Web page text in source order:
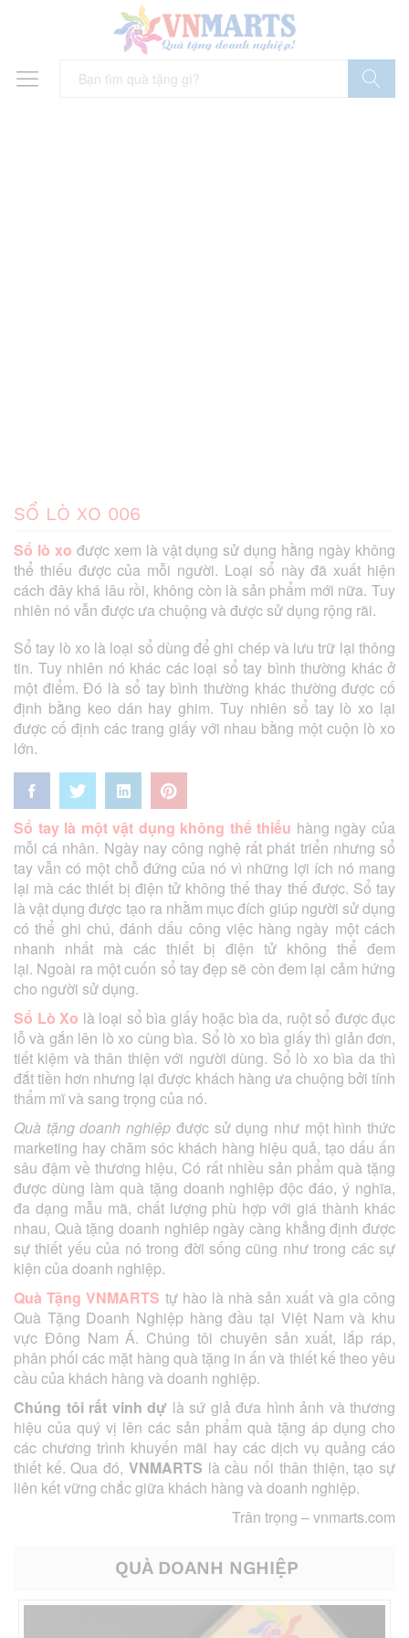
SỔ LÒ XO 006
Sổ lò xo được xem là vật dụng sử dụng hằng ngày không
thể thiếu được của mỗi người. Loại sổ này đã xuất hiện
cách đây khá lâu rồi, không còn là sản phẩm mới nữa. Tuy
nhiên nó vẫn được ưa chuộng và được sử dụng rộng rãi.
Sổ tay lò xo là loại sổ dùng để ghi chép và lưu trữ lại thông
tin. Tuy nhiên nó khác các loại sổ tay bình thường khác ở
một điểm. Đó là sổ tay bình thường khác thường được cố
định bằng keo dán hay ghim. Tuy nhiên sổ tay lò xo lại
được cố định các trang giấy với nhau bằng một cuộn lò xo
lớn.
Sổ tay là một vật dụng không thể thiếu hàng ngày của
mỗi cá nhân. Ngày nay công nghệ rất phát triển nhưng sổ
tay vẫn có một chỗ đứng của nó vì những lợi ích nó mang
lại mà các thiết bị điện tử không thế thay thế được. Sổ tay
là vật dụng được tạo ra nhằm mục đích giúp người sử dụng
có thể ghi chú, đánh dấu công việc hàng ngày một cách
nhanh nhất mà các thiết bị điện tử không thể đem
lại. Ngoài ra một cuốn sổ tay đẹp sẽ còn đem lại cảm hứng
cho người sử dụng.
Sổ Lò Xo là loại sổ bìa giấy hoặc bìa da, ruột sổ được đục
lỗ và gắn lên lò xo cùng bìa. Sổ lò xo bìa giấy thì giản đơn,
tiết kiệm và thân thiện với người dùng. Sổ lò xo bìa da thì
đắt tiền hơn nhưng lại được khách hàng ưa chuộng bởi tính
thẩm mĩ và sang trọng của nó.
Quà tặng doanh nghiệp được sử dụng như một hình thức
marketing hay chăm sóc khách hàng hiệu quả, tạo dấu ấn
sâu đậm về thương hiệu, Có rất nhiều sản phẩm quà tặng
được dùng làm quà tặng doanh nghiệp độc đáo, ý nghĩa,
đa dạng mẫu mã, chất lượng phù hợp với giá thành khác
nhau, Quà tặng doanh nghiêp ngày càng khẳng định được
sự thiết yếu của nó trong đời sống cũng như trong các sự
kiện của doanh nghiệp.
Quà Tặng VNMARTS tự hào là nhà sản xuất và gia công
Quà Tặng Doanh Nghiệp hàng đầu tại Việt Nam và khu
vực Đông Nam Á. Chúng tôi chuyên sản xuất, lắp ráp,
phân phối các mặt hàng quà tặng in ấn và thiết kế theo yêu
cầu của khách hàng và doanh nghiệp.
Chúng tôi rất vinh dự là sứ giả đưa hình ảnh và thương
hiệu của quý vị lên các sản phẩm quà tặng áp dụng cho
các chương trình khuyến mãi hay các dịch vụ quảng cáo
thiết kế. Qua đó, VNMARTS là cầu nối thân thiện, tạo sự
liên kết vững chắc giữa khách hàng và doanh nghiệp.
Trân trọng –vnmarts.com
QUÀ DOANH NGHIỆP